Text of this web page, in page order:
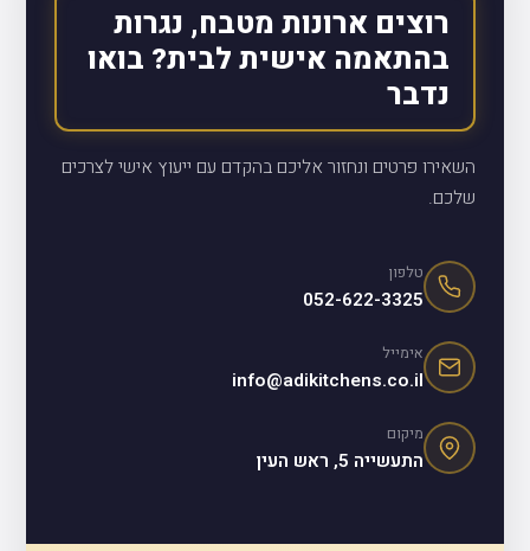
רוצים ארונות מטבח, נגרות
בהתאמה אישית לבית? בואו
נדבר
השאירו פרטים ונחזור אליכם בהקדם עם ייעוץ אישי לצרכים
שלכם.
טלפון
052-622-3325
אימייל
info@adikitchens.co.il
מיקום
התעשייה 5, ראש העין